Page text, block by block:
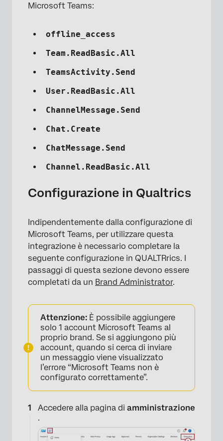
×
Microsoft Teams:
offline_access
Team.ReadBasic.All
TeamsActivity.Send
User.ReadBasic.All
ChannelMessage.Send
Chat.Create
ChatMessage.Send
Channel.ReadBasic.All
Configurazione in Qualtrics
Indipendentemente dalla configurazione di
Microsoft Teams, per utilizzare questa
integrazione è necessario completare la
seguente configurazione in QUALTRrics. I
passaggi di questa sezione devono essere
completati da un Brand Administrator.
Attenzione: È possibile aggiungere
solo 1 account Microsoft Teams al
proprio brand. Se si aggiungono più
account, quando si cerca di inviare
un messaggio viene visualizzato
l’errore “Microsoft Teams non è
configurato correttamente”.
Accedere alla pagina di amministrazione
.